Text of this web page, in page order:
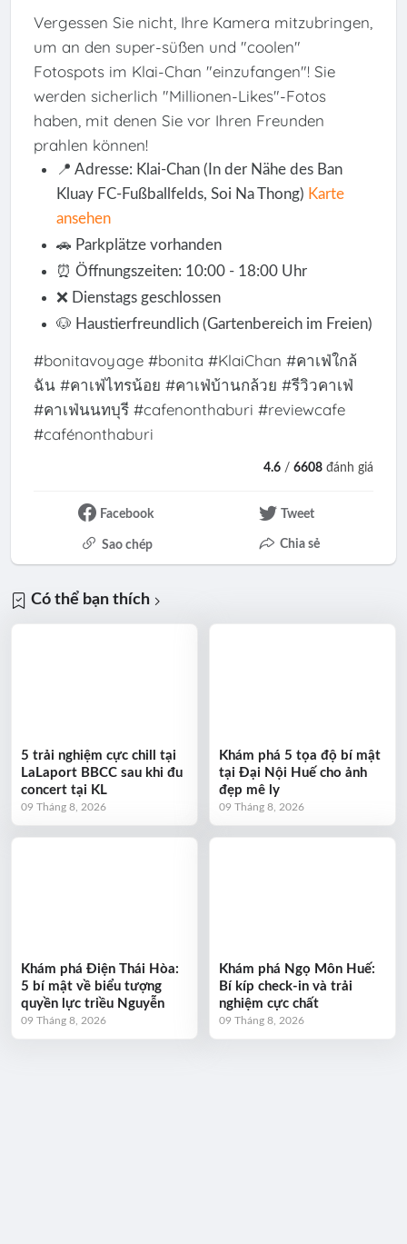
Vergessen Sie nicht, Ihre Kamera mitzubringen,
um an den super-süßen und "coolen"
Fotospots im Klai-Chan "einzufangen"! Sie
werden sicherlich "Millionen-Likes"-Fotos
haben, mit denen Sie vor Ihren Freunden
prahlen können!
📍 Adresse: Klai-Chan (In der Nähe des Ban
Kluay FC-Fußballfelds, Soi Na Thong) Karte
ansehen
🚗 Parkplätze vorhanden
⏰ Öffnungszeiten: 10:00 - 18:00 Uhr
❌ Dienstags geschlossen
🐶 Haustierfreundlich (Gartenbereich im Freien)
#bonitavoyage #bonita #KlaiChan #คาเฟ่ใกล้
ฉัน #คาเฟ่ไทรน้อย #คาเฟ่บ้านกล้วย #รีวิวคาเฟ่
#คาเฟ่นนทบุรี #cafenonthaburi #reviewcafe
#cafénonthaburi
4.6 /6608 đánh giá
Facebook Tweet
Sao chép Chia sẻ
Có thể bạn thích
5 trải nghiệm cực chill tại
LaLaport BBCC sau khi đu
concert tại KL
09 Tháng 8, 2026
Khám phá 5 tọa độ bí mật
tại Đại Nội Huế cho ảnh
đẹp mê ly
09 Tháng 8, 2026
Khám phá Điện Thái Hòa:
5 bí mật về biểu tượng
quyền lực triều Nguyễn
09 Tháng 8, 2026
Khám phá Ngọ Môn Huế:
Bí kíp check-in và trải
nghiệm cực chất
09 Tháng 8, 2026